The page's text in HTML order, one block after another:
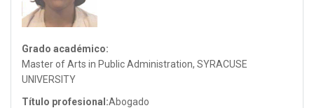
Grado académico:
Master of Arts in Public Administration, SYRACUSE
UNIVERSITY
Título profesional:Abogado